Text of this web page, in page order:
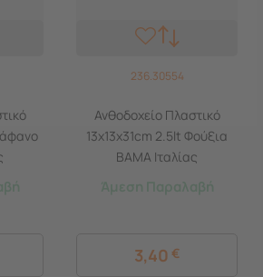
236.30554
Ανθοδοχείο Πλαστικό
13x13x31cm 2.5lt Φούξια
BAMA Ιταλίας
Άμεση Παραλαβή
3,40 €